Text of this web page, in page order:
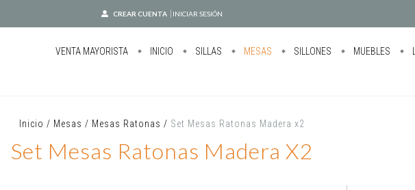
CREAR CUENTA INICIAR SESIÓN
VENTA MAYORISTA INICIO SILLAS MESAS SILLONES MUEBLES
Inicio / Mesas / Mesas Ratonas / Set Mesas Ratonas Madera x2
Set Mesas Ratonas Madera X2